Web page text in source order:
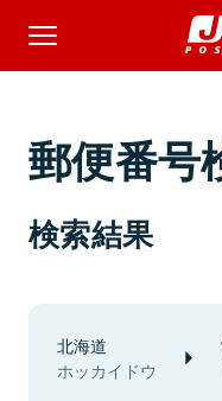
郵便番号
検索結果
北海道
ホッカイドウ